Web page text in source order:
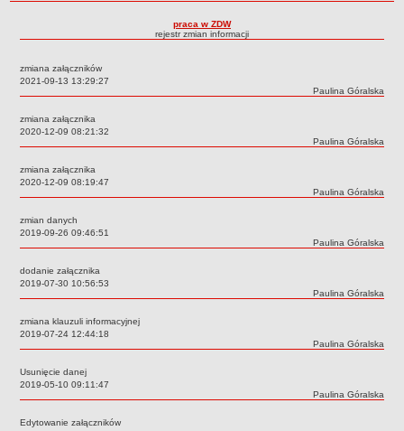
Regulamin Organizacyjny
Schemat organizacyjny
Zgłoszenia zewnętrzne
PRACA W ZDW
Ogłoszenia o pracę
Wyniki naborów
POZWOLENIA I DECYZJE
Uzgodnienie lokalizacji / przebudowy zjazdu
Uzgodnienie lokalizacji urządzeń infrastruktury technicznej
Zezwolenie na umieszczenie urządzeń infrastruktury technicznej
Zezwolenie na prowadzenie robót
Zezwolenie na umieszczenie obiektu handlowego lub usługowego /
praca w ZDW
rejestr zmian informacji
zmiana załączników
Data:
2021-09-13 13:29:27
Autor:
Paulina Góralska
zmiana załącznika
Data:
2020-12-09 08:21:32
Autor:
Paulina Góralska
zmiana załącznika
Data:
2020-12-09 08:19:47
Autor:
Paulina Góralska
zmian danych
Data:
2019-09-26 09:46:51
Autor:
Paulina Góralska
dodanie załącznika
Data:
2019-07-30 10:56:53
Autor:
Paulina Góralska
zmiana klauzuli informacyjnej
Data:
2019-07-24 12:44:18
Autor:
Paulina Góralska
Usunięcie danej
Data:
2019-05-10 09:11:47
Autor:
Paulina Góralska
Edytowanie załączników